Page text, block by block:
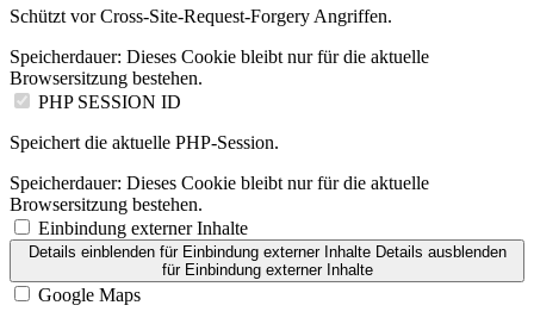
Schützt vor Cross-Site-Request-Forgery Angriffen.
Speicherdauer: Dieses Cookie bleibt nur für die aktuelle
Browsersitzung bestehen.
PHP SESSION ID
Speichert die aktuelle PHP-Session.
Speicherdauer: Dieses Cookie bleibt nur für die aktuelle
Browsersitzung bestehen.
Einbindung externer Inhalte
Details einblendenfür Einbindung externer Inhalte Details ausblenden
für Einbindung externer Inhalte
Google Maps